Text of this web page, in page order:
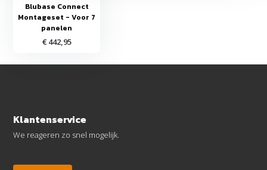
Blubase Connect
Montageset - Voor 7
panelen
€ 442,95
Klantenservice
We reageren zo snel mogelijk.